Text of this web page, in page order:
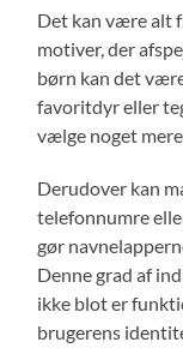
Det kan være alt
motiver, der
børn kan det
favoritdyr eller
vælge noget
Derudover kan
telefonnumre
gør
Denne grad af
ikke blot er
brugerens